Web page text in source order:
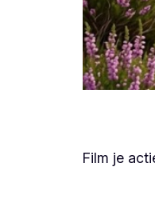
Film je